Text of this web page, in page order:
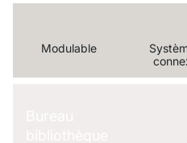
Modulable